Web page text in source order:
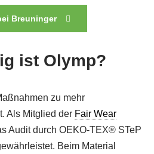
Breuninger
ist Olymp?
zu mehr
Als Mitglied der Fair Wear
Audit durch OEKO-TEX® STeP
Beim Material